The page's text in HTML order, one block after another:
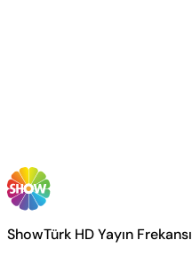
ShowTürk HD Yayın Frekansı